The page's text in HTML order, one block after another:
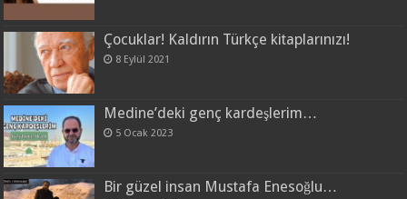
Çocuklar! Kaldırın Türkçe kitaplarınızı!
8 Eylül 2021
Medine’deki genç kardeşlerim…
5 Ocak 2023
Bir güzel insan Mustafa Enesoğlu…